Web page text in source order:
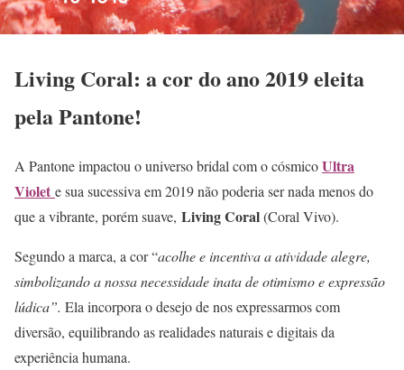
Living Coral: a cor do ano 2019 eleita
pela Pantone!
A Pantone impactou o universo bridal com o cósmicoUltra
Violet e sua sucessiva em 2019 não poderia ser nada menos do
que a vibrante, porém suave, Living Coral(Coral Vivo).
Segundo a marca, a cor “acolhe e incentiva a atividade alegre,
simbolizando a nossa necessidade inata de otimismo e expressão
lúdica”. Ela incorpora o desejo de nos expressarmos com
diversão, equilibrando as realidades naturais e digitais da
experiência humana.